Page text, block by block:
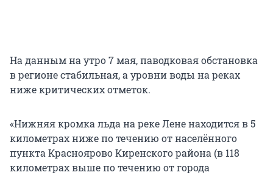
На данным на утро 7 мая, паводковая обстановка
в регионе стабильная, а уровни воды на реках
ниже критических отметок.
«Нижняя кромка льда на реке Лене находится в 5
километрах ниже по течению от населённого
пункта Красноярово Киренского района (в 118
километрах выше по течению от города